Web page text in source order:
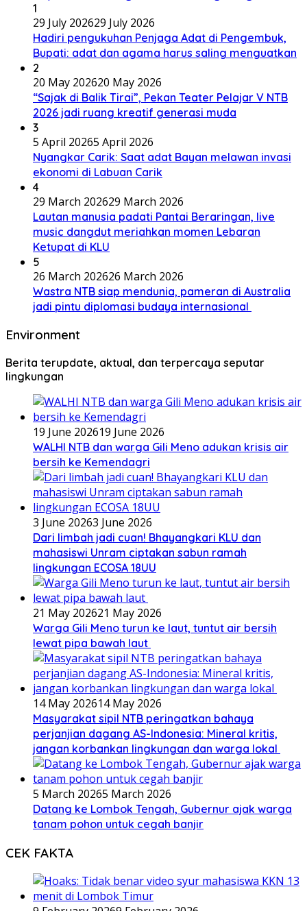
1
29 July 202629 July 2026
Hadiri pengukuhan Penjaga Adat di Pengembuk,
Bupati: adat dan agama harus saling menguatkan
2
20 May 202620 May 2026
“Sajak di Balik Tirai”, Pekan Teater Pelajar V NTB
2026 jadi ruang kreatif generasi muda
3
5 April 20265 April 2026
Nyangkar Carik: Saat adat Bayan melawan invasi
ekonomi di Labuan Carik
4
29 March 202629 March 2026
Lautan manusia padati Pantai Beraringan, live
music dangdut meriahkan momen Lebaran
Ketupat di KLU
5
26 March 202626 March 2026
Wastra NTB siap mendunia, pameran di Australia
jadi pintu diplomasi budaya internasional
Environment
Berita terupdate, aktual, dan terpercaya seputar
lingkungan
19 June 202619 June 2026
WALHI NTB dan warga Gili Meno adukan krisis air
bersih ke Kemendagri
3 June 20263 June 2026
Dari limbah jadi cuan! Bhayangkari KLU dan
mahasiswi Unram ciptakan sabun ramah
lingkungan ECOSA 18UU
21 May 202621 May 2026
Warga Gili Meno turun ke laut, tuntut air bersih
lewat pipa bawah laut
14 May 202614 May 2026
Masyarakat sipil NTB peringatkan bahaya
perjanjian dagang AS-Indonesia: Mineral kritis,
jangan korbankan lingkungan dan warga lokal
5 March 20265 March 2026
Datang ke Lombok Tengah, Gubernur ajak warga
tanam pohon untuk cegah banjir
CEK FAKTA